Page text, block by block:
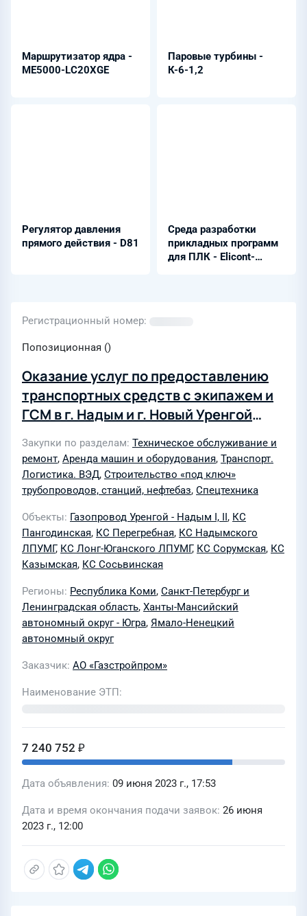
Маршрутизатор ядра -
ME5000-LC20XGE
Паровые турбины -
К-6-1,2
Регулятор давления
прямого действия - D81
Среда разработки
прикладных программ
для ПЛК - Elicont-
Регистрационный номер
Попозиционная ()
Оказание услуг по предоставлению
транспортных средств с экипажем и
ГСМ в г. Надым и г. Новый Уренгой
реконструкция магистральных
газопроводов в зонах
ответственности Ново-Уренгойского
ЛПУМГ, Пангодинского ЛПУМГ,
Надымского ЛПУМГ, Лонг-Юганского
ЛПУМГ, Сорумского ЛПУМГ,
Казымского ЛПУМГ,
Перегребненского ЛПУМГ,
Пунгинского ЛПУМГ, Сосьвинского
ЛПУМГ и Уральского ЛПУМГ) для нужд
ООО «ГСП-Механизации»
Закупки по разделам Техническое обслуживание и
ремонт, Аренда машин и оборудования, Транспорт.
Логистика. ВЭД, Строительство «под ключ»
трубопроводов, станций, нефтебаз, Спецтехника
Объекты Газопровод Уренгой - Надым I, II, КС
Пангодинская, КС Перегребная, КС Надымского
ЛПУМГ, КС Лонг-Юганского ЛПУМГ, КС Сорумская, КС
Казымская, КС Сосьвинская
Регионы Республика Коми, Санкт-Петербург и
Ленинградская область, Ханты-Мансийский
автономный округ - Югра, Ямало-Ненецкий
автономный округ
Заказчик АО «Газстройпром»
Наименование ЭТП
7 240 752 ₽
Дата объявления 09 июня 2023 г., 17:53
Дата и время окончания подачи заявок 26 июня
2023 г., 12:00